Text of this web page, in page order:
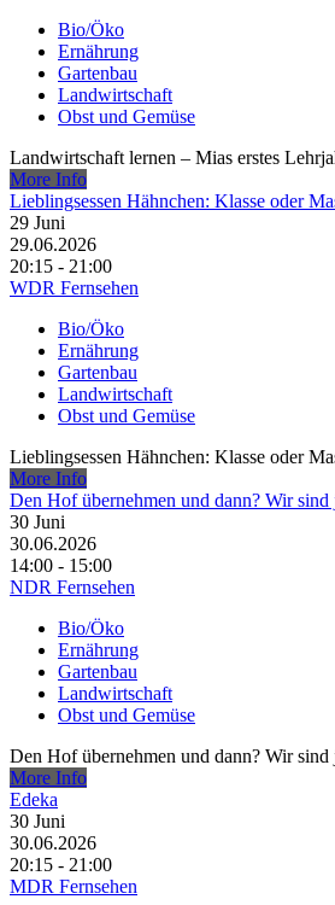
Bio/Öko
Ernährung
Gartenbau
Landwirtschaft
Obst und Gemüse
Landwirtschaft lernen – Mias erstes
More Info
Lieblingsessen Hähnchen: Klasse oder
29 Juni
29.06.2026
20:15 - 21:00
WDR Fernsehen
Bio/Öko
Ernährung
Gartenbau
Landwirtschaft
Obst und Gemüse
Lieblingsessen Hähnchen: Klasse oder
More Info
Den Hof übernehmen und dann? Wir
30 Juni
30.06.2026
14:00 - 15:00
NDR Fernsehen
Bio/Öko
Ernährung
Gartenbau
Landwirtschaft
Obst und Gemüse
Den Hof übernehmen und dann? Wir
More Info
Edeka
30 Juni
30.06.2026
20:15 - 21:00
MDR Fernsehen